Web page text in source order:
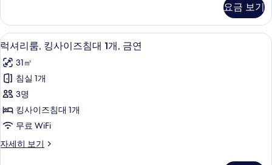
진
모
두
보
기
Access)
세
히
보
기
즈
침
대
1
개
및
소
파
베
티
브
룸,
킹
사
이
침
대
개
및
요금 보기
럭
셔
리
룸,
킹
사
이
즈
11
럭셔리룸, 킹사이즈침대 1개, 금연
31㎡
침실 1개
3명
킹사이즈침대 1개
무료 WiFi
자세히 보기
럭